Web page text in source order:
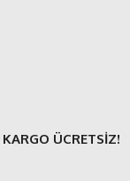
KARGO ÜCRETSİZ!